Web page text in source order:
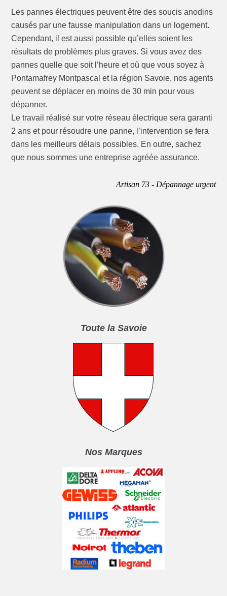
Les pannes électriques peuvent être des soucis anodins
causés par une fausse manipulation dans un logement.
Cependant, il est aussi possible qu’elles soient les
résultats de problèmes plus graves. Si vous avez des
pannes quelle que soit l’heure et où que vous soyez à
Pontamafrey Montpascal et la région Savoie, nos agents
peuvent se déplacer en moins de 30 min pour vous
dépanner.
Le travail réalisé sur votre réseau électrique sera garanti
2 ans et pour résoudre une panne, l’intervention se fera
dans les meilleurs délais possibles. En outre, sachez
que nous sommes une entreprise agréée assurance.
Artisan 73 - Dépannage urgent
Toute la Savoie
Nos Marques